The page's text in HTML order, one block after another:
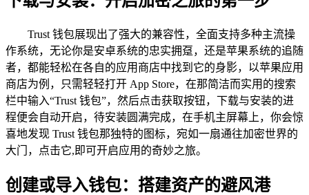
Trust 钱包展现出了强大的兼容性，全面支持多种主流操
作系统，无论你是安卓系统的忠实拥趸，还是苹果系统的追随
者，都能轻松在各自的应用商店中找到它的身影，以苹果应用
商店为例，只需轻轻打开 App Store，在那简洁而实用的搜索
栏中输入“Trust 钱包”，然后点击获取按钮，下载与安装的进
程便会自动开启，待安装圆满完成，在手机主屏幕上，你会惊
喜地发现 Trust 钱包那独特的图标，宛如一扇通往加密世界的
大门，点击它,即可开启应用的奇妙之旅。
创建或导入钱包：搭建资产的避风港